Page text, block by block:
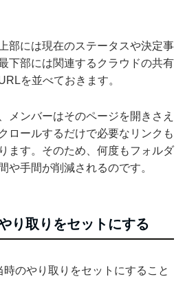
部には現在のステータスや決定事
下部には関連するクラウドの共有
を並べておきます。
メンバーはそのページを開きさえ
ロールするだけで必要なリンクも
ます。そのため、何度もフォルダ
や手間が削減されるのです。
り取りをセットにする
のやり取りをセットにすること